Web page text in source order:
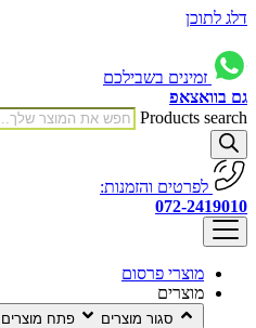
דלג לתוכן
זמינים בשבילכם
גם בוואצאפ
Products search
לפרטים והזמנות:
072-2419010
מוצרי פרסום
מוצרים
סגור מוצרים פתח מוצרים